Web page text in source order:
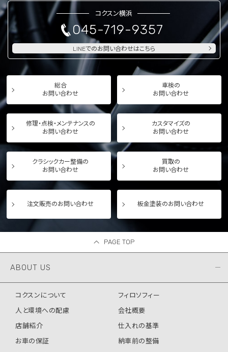
コクスン横浜
045-719-9357
LINEでのお問い合わせはこちら
総合
お問い合わせ
車検の
お問い合わせ
修理・点検・メンテナンスの
お問い合わせ
カスタマイズの
お問い合わせ
クラシックカー整備の
お問い合わせ
買取の
お問い合わせ
注文販売のお問い合わせ 板金塗装のお問い合わせ
PAGE TOP
ABOUT US
コクスンについて
フィロソフィー
人と環境への配慮
会社概要
店舗紹介
仕入れの基準
お車の保証
納車前の整備